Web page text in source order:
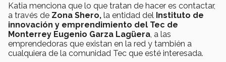
Katia menciona que lo que tratan de hacer es contactar,
a través de Zona Shero, la entidad del Instituto de
innovación y emprendimiento del Tec de
Monterrey Eugenio Garza Lagüera , a las
emprendedoras que existan en la red y también a
cualquiera de la comunidad Tec que esté interesada.